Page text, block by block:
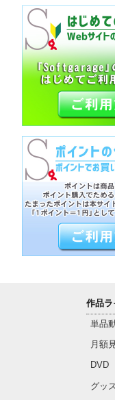
作品ラ
単品
月額
DVD
グッ